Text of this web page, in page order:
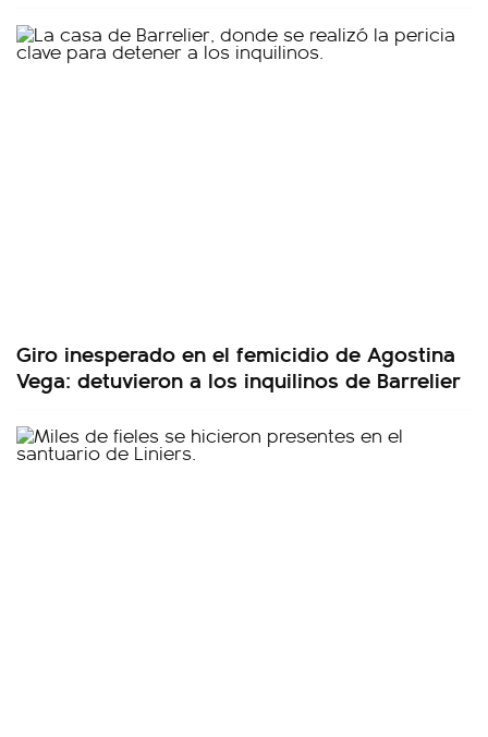
Giro inesperado en el femicidio de Agostina
Vega: detuvieron a los inquilinos de Barrelier